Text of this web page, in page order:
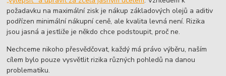
požadavku na maximální zisk je nákup základových olejů a aditiv
podřízen minimální nákupní ceně, ale kvalita levná není. Rizika
jsou jasná a jestliže je někdo chce podstoupit, proč ne.
Nechceme nikoho přesvědčovat, každý má právo výběru, naším
cílem bylo pouze vysvětlit rizika různých pohledů na danou
problematiku.